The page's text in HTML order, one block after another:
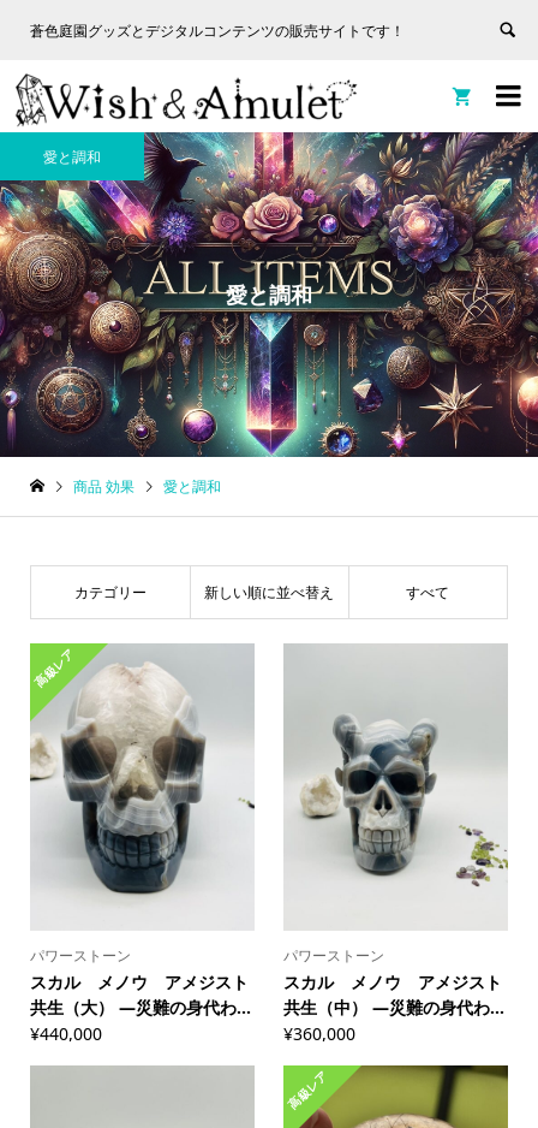
蒼色庭園グッズとデジタルコンテンツの販売サイトです！


愛と調和
愛と調和
商品 効果 愛と調和
カテゴリー 新しい順に並べ替え すべて
高級レア
パワーストーン
スカル メノウ アメジスト
共生（大） ―災難の身代わ...
¥440,000
パワーストーン
スカル メノウ アメジスト
共生（中） ―災難の身代わ...
¥360,000
高級レア
蒼色庭園グッズとデジタルコンテンツの販売サイトです！
非表